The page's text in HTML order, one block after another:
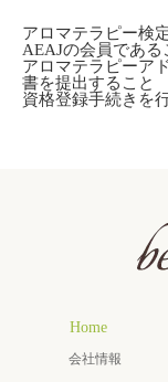
アロマテラピー検
AEAJの会員である
アロマテラピーア
書を提出すること
資格登録手続きを
Home
会社情報